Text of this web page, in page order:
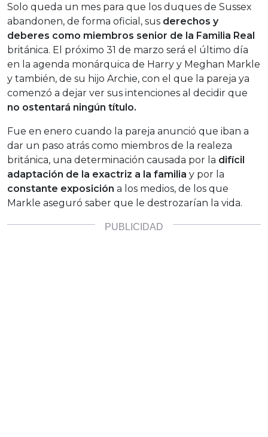
Solo queda un mes para que los duques de Sussex
abandonen, de forma oficial, sus derechos y
deberes como miembros senior de la Familia Real
británica. El próximo 31 de marzo será el último día
en la agenda monárquica de Harry y Meghan Markle
y también, de su hijo Archie, con el que la pareja ya
comenzó a dejar ver sus intenciones al decidir que
no ostentará ningún título.
Fue en enero cuando la pareja anunció que iban a
dar un paso atrás como miembros de la realeza
británica, una determinación causada por la difícil
adaptación de la exactriz a la familia y por la
constante exposición a los medios, de los que
Markle aseguró saber que le destrozarían la vida.